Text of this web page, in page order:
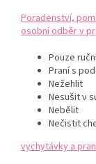
Poradenství,
osobní odběr v
Pouze
Praní s
Nežehlit
Nesušit v
Nebělit
Nečistit
vychytávky a